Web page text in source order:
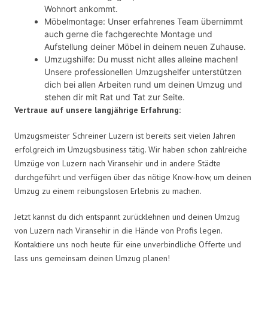
Wohnort ankommt.
Möbelmontage: Unser erfahrenes Team übernimmt
auch gerne die fachgerechte Montage und
Aufstellung deiner Möbel in deinem neuen Zuhause.
Umzugshilfe: Du musst nicht alles alleine machen!
Unsere professionellen Umzugshelfer unterstützen
dich bei allen Arbeiten rund um deinen Umzug und
stehen dir mit Rat und Tat zur Seite.
Vertraue auf unsere langjährige Erfahrung:
Umzugsmeister Schreiner Luzern ist bereits seit vielen Jahren
erfolgreich im Umzugsbusiness tätig. Wir haben schon zahlreiche
Umzüge von Luzern nach Viransehir und in andere Städte
durchgeführt und verfügen über das nötige Know-how, um deinen
Umzug zu einem reibungslosen Erlebnis zu machen.
Jetzt kannst du dich entspannt zurücklehnen und deinen Umzug
von Luzern nach Viransehir in die Hände von Profis legen.
Kontaktiere uns noch heute für eine unverbindliche Offerte und
lass uns gemeinsam deinen Umzug planen!